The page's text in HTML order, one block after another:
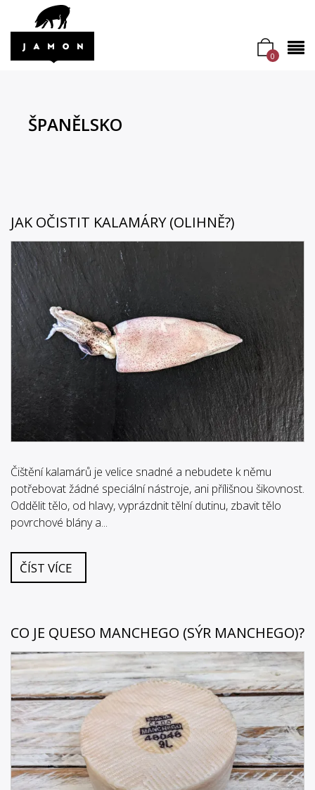
0
ŠPANĚLSKO
JAK OČISTIT KALAMÁRY (OLIHNĚ?)
Čištění kalamárů je velice snadné a nebudete k němu
potřebovat žádné speciální nástroje, ani přílišnou šikovnost.
Oddělit tělo, od hlavy, vyprázdnit tělní dutinu, zbavit tělo
povrchové blány a...
ČÍST VÍCE
CO JE QUESO MANCHEGO (SÝR MANCHEGO)?